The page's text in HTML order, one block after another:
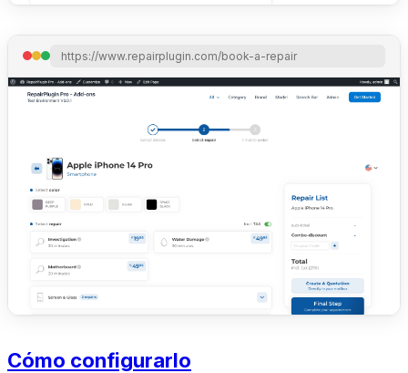
https://www.repairplugin.com/book-a-repair
Cómo configurarlo